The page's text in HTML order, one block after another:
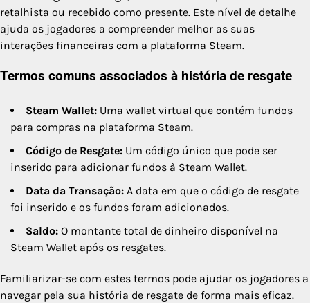
retalhista ou recebido como presente. Este nível de detalhe
ajuda os jogadores a compreender melhor as suas
interações financeiras com a plataforma Steam.
Termos comuns associados à história de resgate
Steam Wallet: Uma wallet virtual que contém fundos
para compras na plataforma Steam.
Código de Resgate: Um código único que pode ser
inserido para adicionar fundos à Steam Wallet.
Data da Transação: A data em que o código de resgate
foi inserido e os fundos foram adicionados.
Saldo: O montante total de dinheiro disponível na
Steam Wallet após os resgates.
Familiarizar-se com estes termos pode ajudar os jogadores a
navegar pela sua história de resgate de forma mais eficaz.